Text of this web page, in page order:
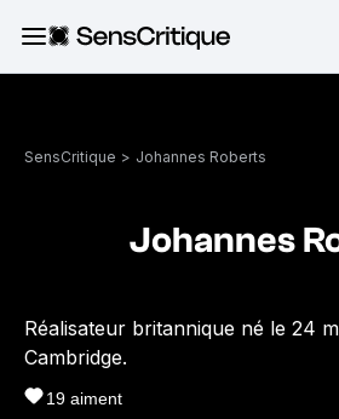
SensCritique > Johannes Roberts
Johannes
Réalisateur britannique né le 24
Cambridge.
19 aiment